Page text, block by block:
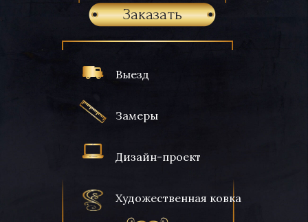
Выезд
Замеры
Дизайн-проект
Художественная ковка
Заказать